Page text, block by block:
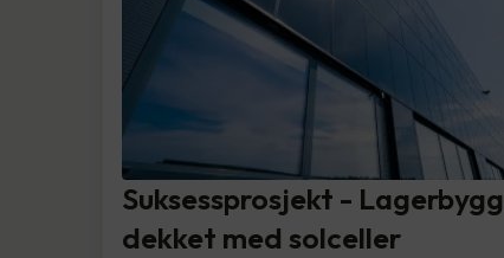
Suksessprosjekt - Lagerbygg
dekket med solceller